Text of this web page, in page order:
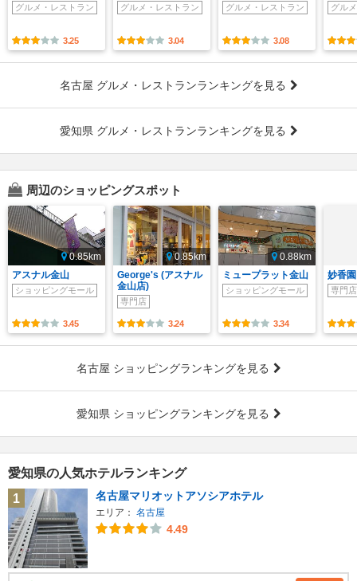
グルメ・レストラン
3.25
グルメ・レストラン
3.04
グルメ・レストラン
3.08
グル
名古屋 グルメ・レストランランキングを見る
愛知県 グルメ・レストランランキングを見る
周辺のショッピングスポット
0.85km
アスナル金山
ショッピングモール
3.45
0.85km
George's (アスナル
金山店)
専門店
3.24
0.88km
ミュープラット金山
ショッピングモール
3.34
妙香
専門店
名古屋 ショッピングランキングを見る
愛知県 ショッピングランキングを見る
愛知県の人気ホテルランキング
1
名古屋マリオットアソシアホテル
エリア： 名古屋
4.49